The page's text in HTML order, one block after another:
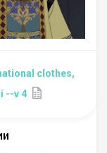
clothes,
--v 4